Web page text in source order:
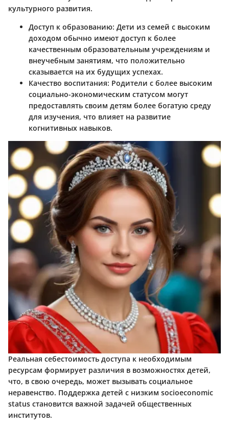
культурного развития.
Доступ к образованию: Дети из семей с высоким
доходом обычно имеют доступ к более
качественным образовательным учреждениям и
внеучебным занятиям, что положительно
сказывается на их будущих успехах.
Качество воспитания: Родители с более высоким
социально-экономическим статусом могут
предоставлять своим детям более богатую среду
для изучения, что влияет на развитие
когнитивных навыков.
Реальная себестоимость доступа к необходимым
ресурсам формирует различия в возможностях детей,
что, в свою очередь, может вызывать социальное
неравенство. Поддержка детей с низким socioeconomic
status становится важной задачей общественных
институтов.